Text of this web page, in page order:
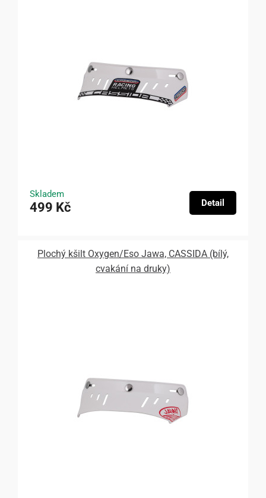
Skladem
499 Kč Detail
Plochý kšilt Oxygen/Eso Jawa, CASSIDA (bílý,
cvakání na druky)